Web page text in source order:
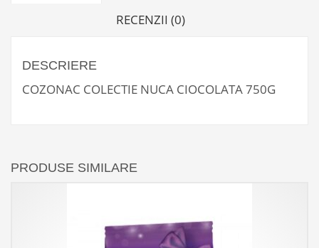
RECENZII (0)
DESCRIERE
COZONAC COLECTIE NUCA CIOCOLATA 750G
PRODUSE SIMILARE